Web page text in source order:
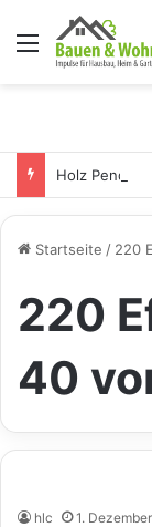
Menü
Startseite / 220
220
40
hlc 1.